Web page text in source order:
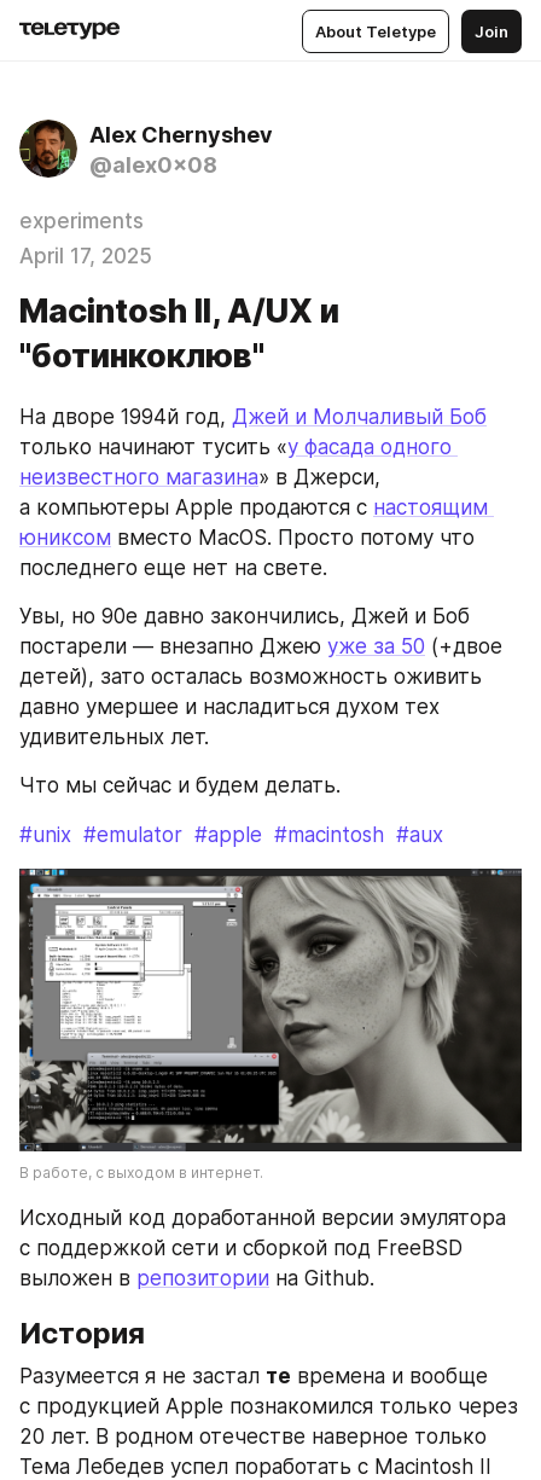
About Teletype Join
Alex Chernyshev
@alex0x08
experiments
April 17, 2025
Macintosh II, A/UX и
"ботинкоклюв"
На дворе 1994й год, Джей и Молчаливый Боб
только начинают тусить «у фасада одного
неизвестного магазина» в Джерси,
а компьютеры Apple продаются с настоящим
юниксом вместо MacOS. Просто потому что
последнего еще нет на свете.
Увы, но 90е давно закончились, Джей и Боб
постарели — внезапно Джею уже за 50 (+двое
детей), зато осталась возможность оживить
давно умершее и насладиться духом тех
удивительных лет.
Что мы сейчас и будем делать.
#unix #emulator #apple #macintosh #aux
В работе, с выходом в интернет.
Исходный код доработанной версии эмулятора
с поддержкой сети и сборкой под FreeBSD
выложен в репозитории на Github.
История
Разумеется я не застал те времена и вообще
с продукцией Apple познакомился только через
20 лет. В родном отечестве наверное только
Тема Лебедев успел поработать с Macintosh II